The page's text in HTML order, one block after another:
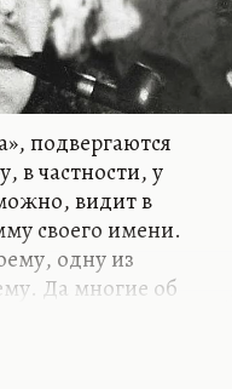
подвергаются
в частности, у
видит в
своего имени.
одну из
Да многие об
традиции,